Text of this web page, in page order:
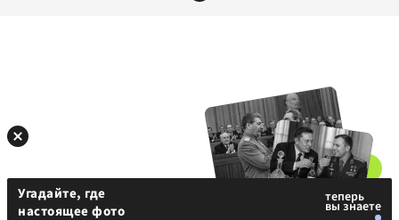
Угадайте, где
настоящее фото